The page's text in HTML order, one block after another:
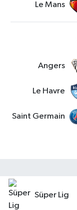
Le Mans
Angers
Le Havre
Saint Germain
Süper Lig